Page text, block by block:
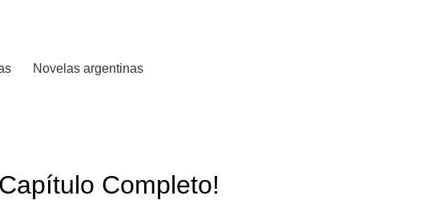
Novelas argentinas
Completo!